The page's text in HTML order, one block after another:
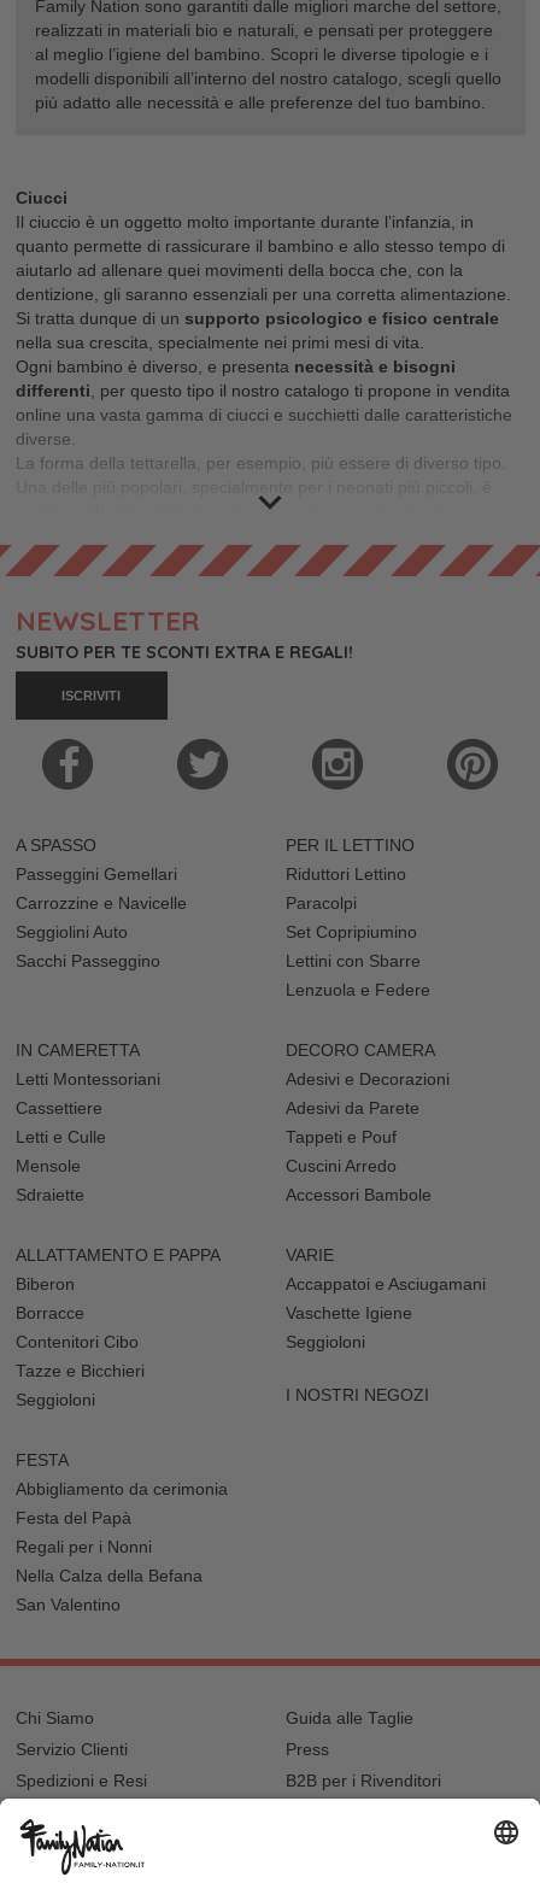
Family Nation sono garantiti dalle migliori marche del settore,
realizzati in materiali bio e naturali, e pensati per proteggere
al meglio l’igiene del bambino. Scopri le diverse tipologie e i
modelli disponibili all’interno del nostro catalogo, scegli quello
più adatto alle necessità e alle preferenze del tuo bambino.
Ciucci
Il ciuccio è un oggetto molto importante durante l’infanzia, in
quanto permette di rassicurare il bambino e allo stesso tempo di
aiutarlo ad allenare quei movimenti della bocca che, con la
dentizione, gli saranno essenziali per una corretta alimentazione.
Si tratta dunque di un supporto psicologico e fisico centrale
nella sua crescita, specialmente nei primi mesi di vita.
Ogni bambino è diverso, e presenta necessità e bisogni
differenti, per questo tipo il nostro catalogo ti propone in vendita
online una vasta gamma di ciucci e succhietti dalle caratteristiche
diverse.
La forma della tettarella, per esempio, più essere di diverso tipo.
, dalle linee tonde, simile a quella dei classici
seno alla quale il bimbo è abituato.
presentano una forma ellittica e leggermente schiacciata, pensata
per accarezzare il palato del piccolo e favorire maggiormente il
movimento di suzione, specialmente se usati con i
ciucciotti è data dal materiale con il quale sono realizzati.
alimentare FDA e in gomma naturale di caucciù
. Entrambi
questi materiali sono anallergici e sicuri, utilizzati appositamente
bambino, quando la sua dieta è ancora principalmente composta
diomogeneizzati, mentre il caucciù, che meglio si presta ai primi
morsi, è spesso consigliato per i neonati in età più avanzata.
I succhietti proposti sono forniti anche di mascherina dalla forma
ergonomica, e i migliori modelli vengono venduti insieme al
ciuccio che permette al neonato di portarlo facilmente sempre
con sé. Questi sono realizzati in gomma, plastica o tessuto,
Scopri tutti i modelli del nostro catalogo, e scegli l’offerta dei grandi
accessorio utile e indispensabile per la sua infanzia. Entra su
FamilyNation e acquista il succhietto ideale per lui.
NEWSLETTER
SUBITO PER TE SCONTI EXTRA E REGALI!
ISCRIVITI
A SPASSO
Passeggini Gemellari
Carrozzine e Navicelle
Seggiolini Auto
Sacchi Passeggino
PER IL LETTINO
Riduttori Lettino
Paracolpi
Set Copripiumino
Lettini con Sbarre
Lenzuola e Federe
IN CAMERETTA
Letti Montessoriani
Cassettiere
Letti e Culle
Mensole
Sdraiette
DECORO CAMERA
Adesivi e Decorazioni
Adesivi da Parete
Tappeti e Pouf
Cuscini Arredo
Accessori Bambole
ALLATTAMENTO E PAPPA
Biberon
Borracce
Contenitori Cibo
Tazze e Bicchieri
Seggioloni
VARIE
Accappatoi e Asciugamani
Vaschette Igiene
Seggioloni
I NOSTRI NEGOZI
FESTA
Abbigliamento da cerimonia
Festa del Papà
Regali per i Nonni
Nella Calza della Befana
San Valentino
Chi Siamo
Servizio Clienti
Spedizioni e Resi
Recupero password?
Lista regalo e nascita
Guida alle Taglie
Press
B2B per i Rivenditori